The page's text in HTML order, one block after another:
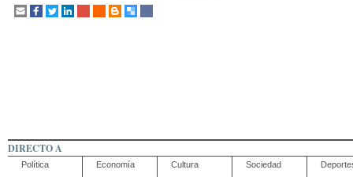
DIRECTO A
Política Economía Cultura Sociedad